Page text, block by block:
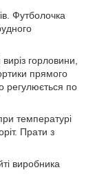
Футболочка
горловини,
прямого
регулюється по
температурі
Прати з
виробника